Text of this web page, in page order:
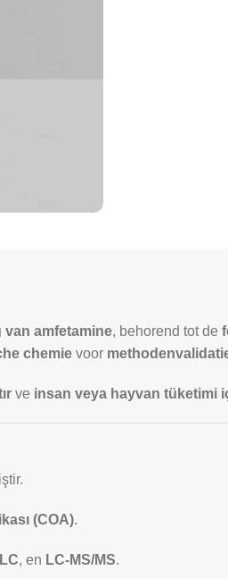
amfetamine, behorend tot de
chemie voor
ve insan veya hayvan tüketimi
(COA).
, en LC-MS/MS.